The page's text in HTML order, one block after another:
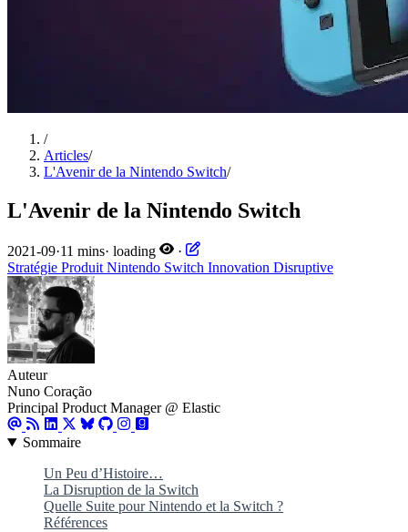
/
Articles/
L'Avenir de la Nintendo Switch/
L'Avenir de la Nintendo Switch
2021-09·11 mins· loading
·
Stratégie Produit Nintendo Switch Innovation Disruptive
Auteur
Nuno Coração
Principal Product Manager @ Elastic
Sommaire
Un Peu d’Histoire…
La Disruption de la Switch
Quelle Suite pour Nintendo et la Switch ?
Références